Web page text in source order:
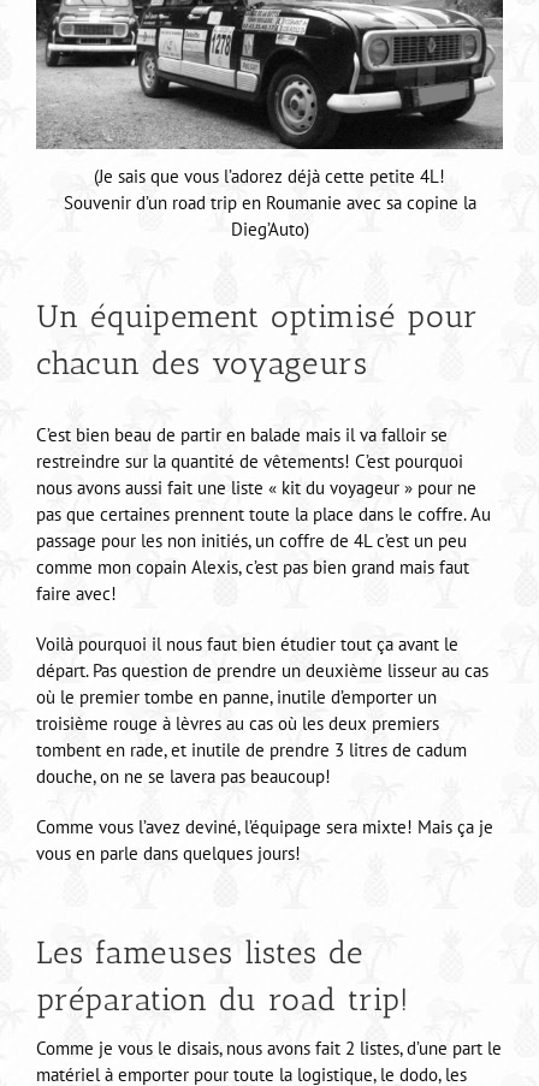
(Je sais que vous l’adorez déjà cette petite 4L!
Souvenir d’un road trip en Roumanie avec sa copine la
Dieg’Auto)
Un équipement optimisé pour
chacun des voyageurs
C’est bien beau de partir en balade mais il va falloir se
restreindre sur la quantité de vêtements! C’est pourquoi
nous avons aussi fait une liste « kit du voyageur » pour ne
pas que certaines prennent toute la place dans le coffre. Au
passage pour les non initiés, un coffre de 4L c’est un peu
comme mon copain Alexis, c’est pas bien grand mais faut
faire avec!
Voilà pourquoi il nous faut bien étudier tout ça avant le
départ. Pas question de prendre un deuxième lisseur au cas
où le premier tombe en panne, inutile d’emporter un
troisième rouge à lèvres au cas où les deux premiers
tombent en rade, et inutile de prendre 3 litres de cadum
douche, on ne se lavera pas beaucoup!
Comme vous l’avez deviné, l’équipage sera mixte! Mais ça je
vous en parle dans quelques jours!
Les fameuses listes de
préparation du road trip!
Comme je vous le disais, nous avons fait 2 listes, d’une part le
matériel à emporter pour toute la logistique, le dodo, les